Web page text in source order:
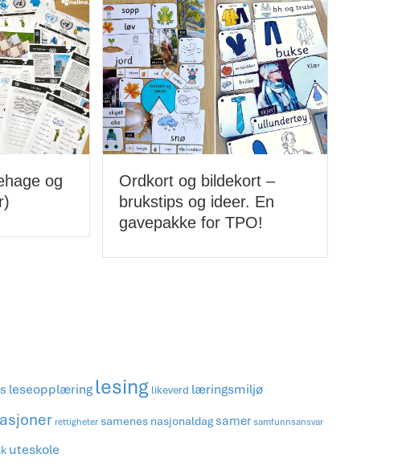
–
En
Malimo-stipend 8:
Rotsundelv skole
leseopplæring lesing likeverd læringsmiljø
rettigheter samenes nasjonaldag samer samfunnsansvar
uteskole